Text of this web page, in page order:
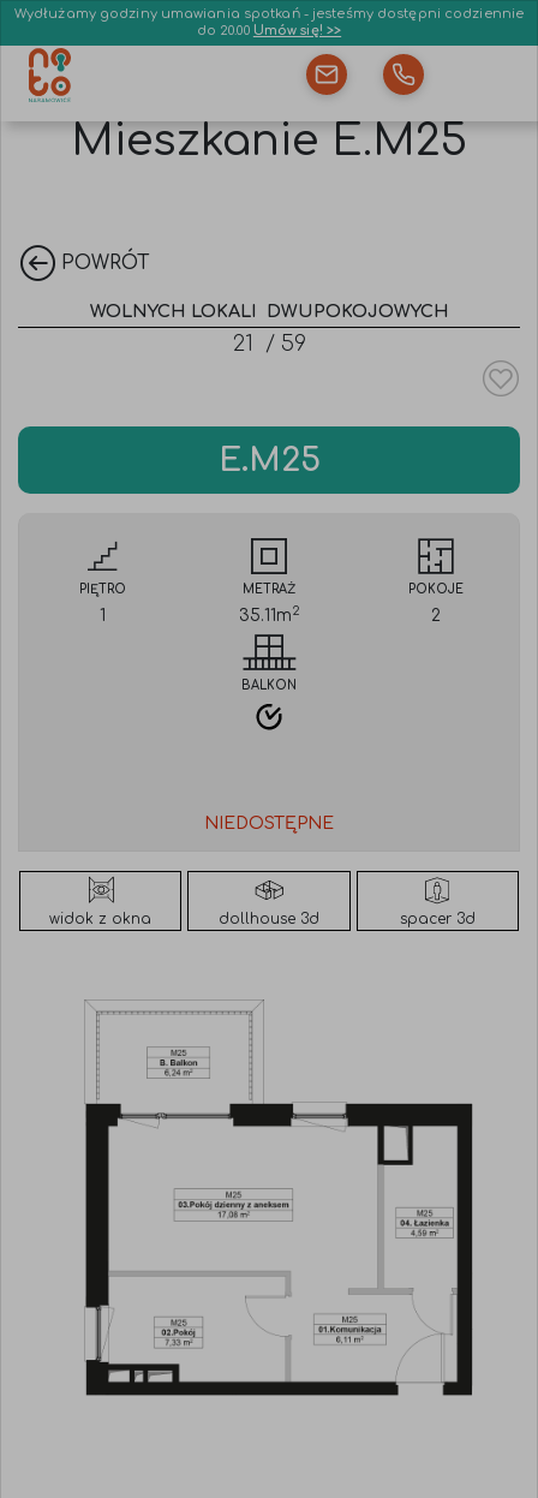
Wydłużamy godziny umawiania spotkań - jesteśmy dostępni codziennie
do 20.00 Umów się! >>
Mieszkanie E.M25
POWRÓT
WOLNYCH LOKALI DWUPOKOJOWYCH
21 / 59
E.M25
PIĘTRO
1
METRAŻ
35.11 m2
POKOJE
2
BALKON
NIEDOSTĘPNE
widok z okna dollhouse 3d spacer 3d